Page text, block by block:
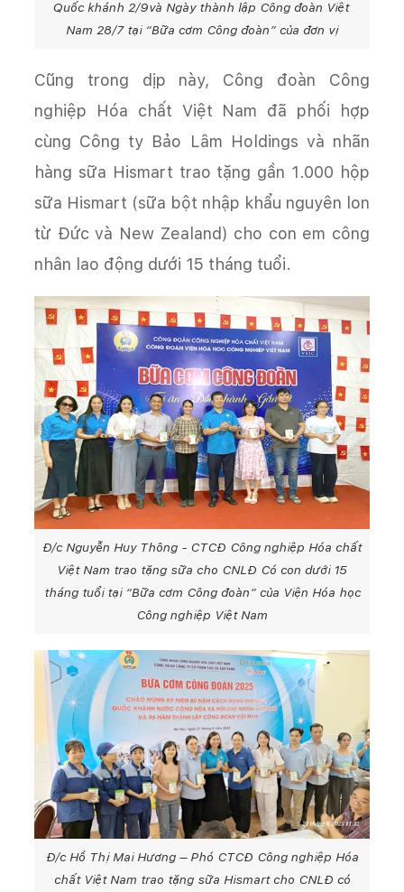
Quốc khánh 2/9và Ngày thành lập Công đoàn Việt
Nam 28/7 tại “Bữa cơm Công đoàn” của đơn vị
Cũng trong dịp này, Công đoàn Công
nghiệp Hóa chất Việt Nam đã phối hợp
cùng Công ty Bảo Lâm Holdings và nhãn
hàng sữa Hismart trao tặng gần 1.000 hộp
sữa Hismart (sữa bột nhập khẩu nguyên lon
từ Đức và New Zealand) cho con em công
nhân lao động dưới 15 tháng tuổi.
Đ/c Nguyễn Huy Thông - CTCĐ Công nghiệp Hóa chất
Việt Nam trao tặng sữa cho CNLĐ Có con dưới 15
tháng tuổi tại “Bữa cơm Công đoàn” của Viện Hóa học
Công nghiệp Việt Nam
Đ/c Hồ Thị Mai Hương – Phó CTCĐ Công nghiệp Hóa
chất Việt Nam trao tặng sữa Hismart cho CNLĐ có